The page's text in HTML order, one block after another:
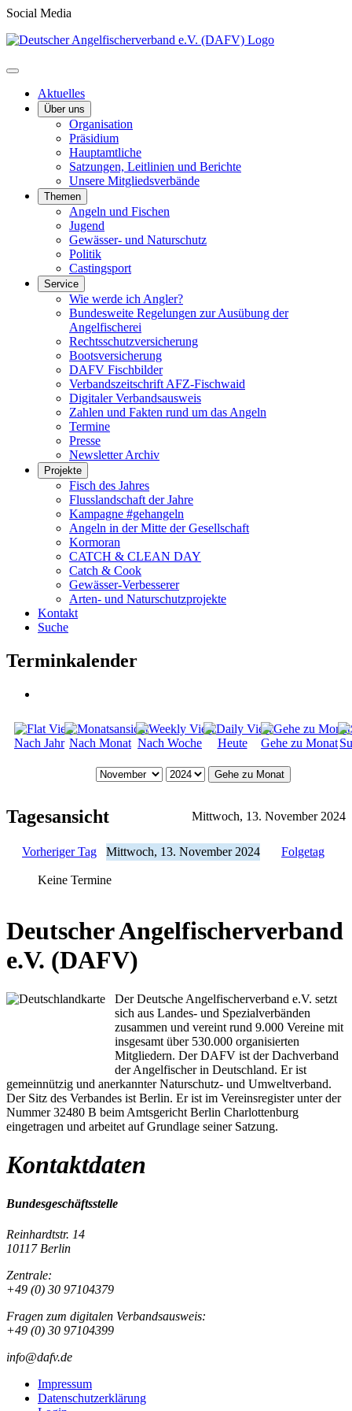
Social Media
Aktuelles
Über uns
Organisation
Präsidium
Hauptamtliche
Satzungen, Leitlinien und Berichte
Unsere Mitgliedsverbände
Themen
Angeln und Fischen
Jugend
Gewässer- und Naturschutz
Politik
Castingsport
Service
Wie werde ich Angler?
Bundesweite Regelungen zur Ausübung der
Angelfischerei
Rechtsschutzversicherung
Bootsversicherung
DAFV Fischbilder
Verbandszeitschrift AFZ-Fischwaid
Digitaler Verbandsausweis
Zahlen und Fakten rund um das Angeln
Termine
Presse
Newsletter Archiv
Projekte
Fisch des Jahres
Flusslandschaft der Jahre
Kampagne #gehangeln
Angeln in der Mitte der Gesellschaft
Kormoran
CATCH & CLEAN DAY
Catch & Cook
Gewässer-Verbesserer
Arten- und Naturschutzprojekte
Kontakt
Suche
Terminkalender
Nach Jahr Nach Monat Nach Woche Heute Gehe zu Monat
Gehe zu Monat
Tagesansicht Mittwoch, 13. November 2024
Vorheriger Tag Mittwoch, 13. November 2024 Folgetag
Keine Termine
Deutscher Angelfischerverband
e.V. (DAFV)
Der Deutsche Angelfischerverband e.V. setzt
sich aus Landes- und Spezialverbänden
zusammen und vereint rund 9.000 Vereine mit
insgesamt über 530.000 organisierten
Mitgliedern. Der DAFV ist der Dachverband
der Angelfischer in Deutschland. Er ist
gemeinnützig und anerkannter Naturschutz- und Umweltverband.
Der Sitz des Verbandes ist Berlin. Er ist im Vereinsregister unter der
Nummer 32480 B beim Amtsgericht Berlin Charlottenburg
eingetragen und arbeitet auf Grundlage seiner Satzung.
Kontaktdaten
Bundesgeschäftsstelle
Reinhardtstr. 14
10117 Berlin
Zentrale:
+49 (0) 30 97104379
Fragen zum digitalen Verbandsausweis:
+49 (0) 30 97104399
info@dafv.de
Impressum
Datenschutzerklärung